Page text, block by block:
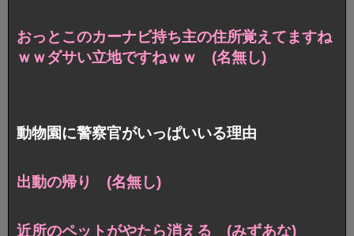
おっとこのカーナビ持ち主の住所覚えてますね
ｗｗダサい立地ですねｗｗ (名無し)
動物園に警察官がいっぱいいる理由
出動の帰り (名無し)
近所のペットがやたら消える (みずあな)